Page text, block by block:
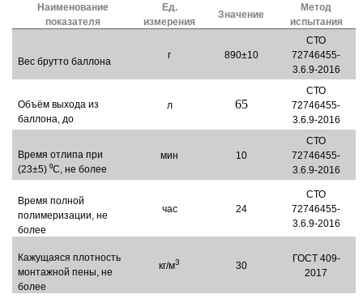
Наименование
показателя
Ед.
измерения
Значение
Метод
испытания
Вес брутто баллона
г 890±10
СТО
72746455-
3.6.9-2016
Объём выхода из
баллона, до
л 65
СТО
72746455-
3.6.9-2016
Время отлипа при
(23±5) ⁰С, не более
мин 10
СТО
72746455-
3.6.9-2016
Время полной
полимеризации, не
более
час 24
СТО
72746455-
3.6.9-2016
Кажущаяся плотность
монтажной пены, не
более
кг/м3 30
ГОСТ 409-
2017